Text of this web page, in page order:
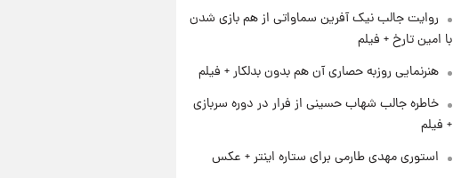
روایت جالب نیک آفرین سماواتی از هم بازی شدن
با امین تارخ + فیلم
هنرنمایی روزبه حصاری آن هم بدون بدلکار + فیلم
خاطره جالب شهاب حسینی از فرار در دوره سربازی
+ فیلم
استوری مهدی طارمی برای ستاره اینتر + عکس